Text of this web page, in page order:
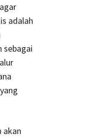
adalah
sebagai
akan